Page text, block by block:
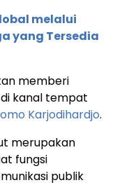
melalui
yang Tersedia
memberi
kanal tempat
Karjodihardjo.
merupakan
fungsi
publik